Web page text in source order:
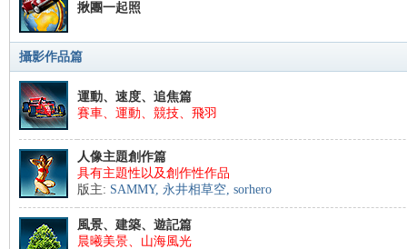
揪團一起照
攝影作品篇
運動、速度、追焦篇
賽車、運動、競技、飛羽
人像主題創作篇
具有主題性以及創作性作品
版主: SAMMY, 永井相草空, sorhero
風景、建築、遊記篇
晨曦美景、山海風光